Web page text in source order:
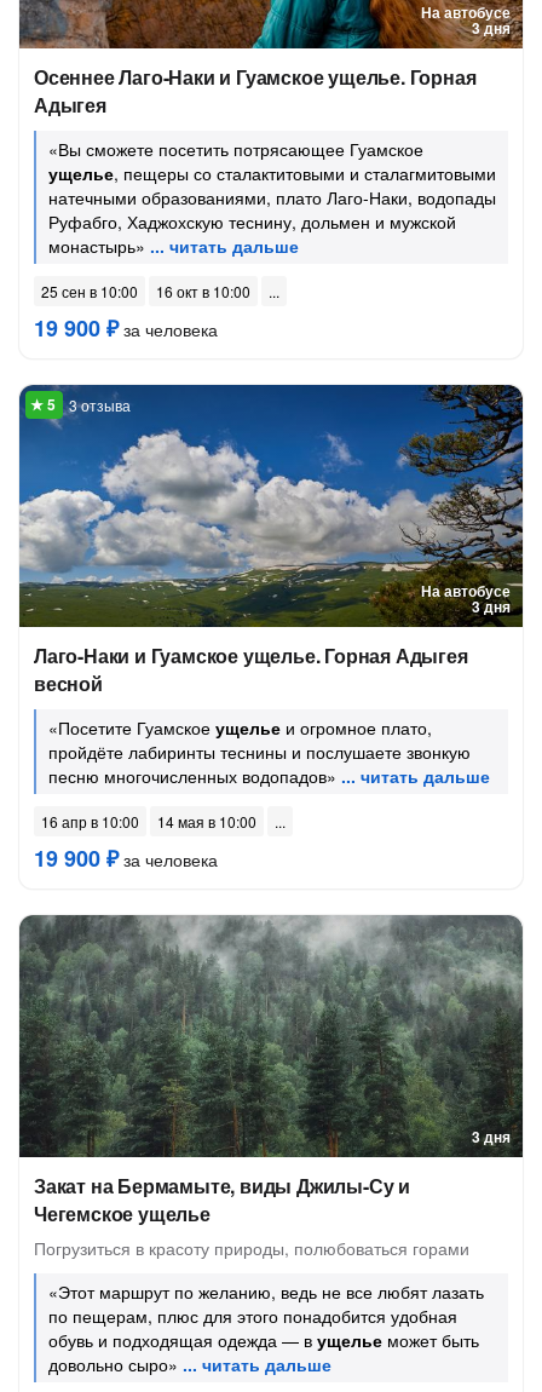
На автобусе
3 дня
Осеннее Лаго-Наки и Гуамское ущелье. Горная
Адыгея
«Вы сможете посетить потрясающее Гуамское
ущелье, пещеры со сталактитовыми и сталагмитовыми
натечными образованиями, плато Лаго-Наки, водопады
Руфабго, Хаджохскую теснину, дольмен и мужской
монастырь»
25 сен в 10:00 16 окт в 10:00
19 900 ₽за человека
На автобусе
3 дня
3 отзыва
Лаго-Наки и Гуамское ущелье. Горная Адыгея
весной
«Посетите Гуамское ущелье и огромное плато,
пройдёте лабиринты теснины и послушаете звонкую
песню многочисленных водопадов»
16 апр в 10:00 14 мая в 10:00
19 900 ₽за человека
3 дня
Закат на Бермамыте, виды Джилы-Су и
Чегемское ущелье
Погрузиться в красоту природы, полюбоваться горами
«Этот маршрут по желанию, ведь не все любят лазать
по пещерам, плюс для этого понадобится удобная
обувь и подходящая одежда — в ущелье может быть
довольно сыро»